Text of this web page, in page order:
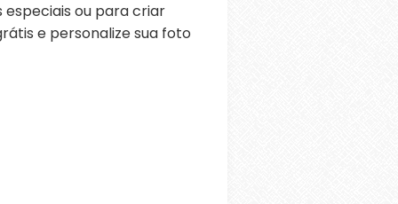
ou para criar
e personalize sua foto